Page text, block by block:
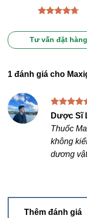
hạng4.67
5 sao
Tư vấn đặt hàng
1 đánh giá cho
Được xếp
hạng
sao
Dược Sĩ
Thuốc
không
dương vật
Thêm đánh giá